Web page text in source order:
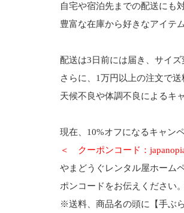
自宅や宿泊先までの配送にも
豊富な在庫から好きなアイテ
配送は3日前には届き、 サイズ
さらに、1万円以上の注文で
天候不良や体調不良によるキ
現在、 10%オフになるキャン
＜ クーポンコード：
やまどうぐレンタル屋ホーム
ポンコードをお伝えください
※送料、商品名の頭に【手ぶ